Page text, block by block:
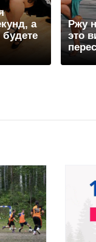
а
Ржу
это